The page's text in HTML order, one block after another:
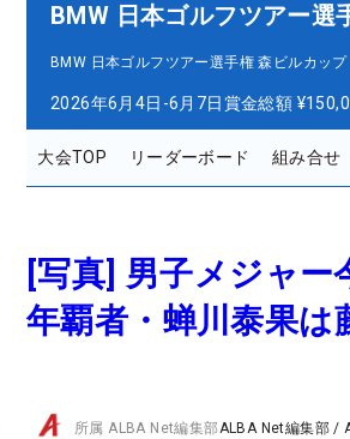
BMW 日本ゴルフツアー選
BMW 日本ゴルフツアー選手権 森ビルカップ
2026年6月4日-6月7日賞金総額
大会TOP リーダーボード 組み合せ
[写真] 男子メジャ
年覇者・蝉川泰果は
所属ALBA Net編集部ALBA Net編集部 /